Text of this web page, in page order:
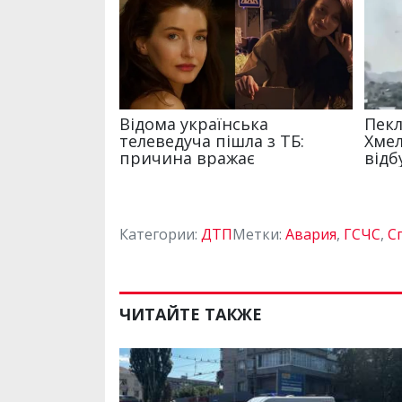
Категории: ДТПМетки: Авария, ГСЧС,
ЧИТАЙТЕ ТАКЖЕ